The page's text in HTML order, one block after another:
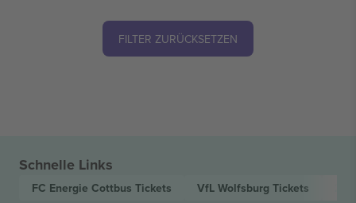
FILTER ZURÜCKSETZEN
Schnelle Links
FC Energie Cottbus Tickets VfL Wolfsburg Tickets